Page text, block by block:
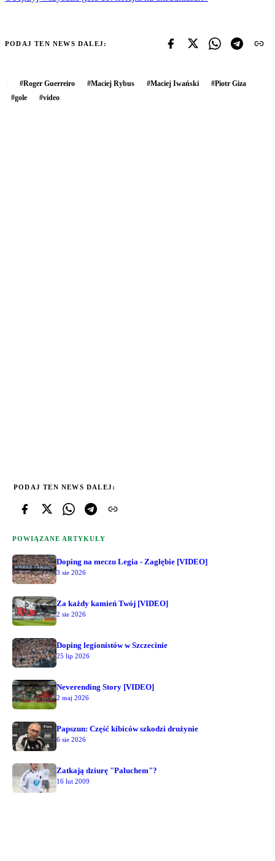
PODAJ TEN NEWS DALEJ:
#Roger Guerreiro #Maciej Rybus #Maciej Iwański #Piotr Giza
#gole #video
PODAJ TEN NEWS DALEJ:
POWIĄZANE ARTYKUŁY
Doping na meczu Legia - Zagłębie [VIDEO]
3 sie 2026
Za każdy kamień Twój [VIDEO]
2 sie 2026
Doping legionistów w Szczecinie
25 lip 2026
Neverending Story [VIDEO]
2 maj 2026
Papszun: Część kibiców szkodzi drużynie
6 sie 2026
Zatkają dziurę "Paluchem"?
16 lut 2009